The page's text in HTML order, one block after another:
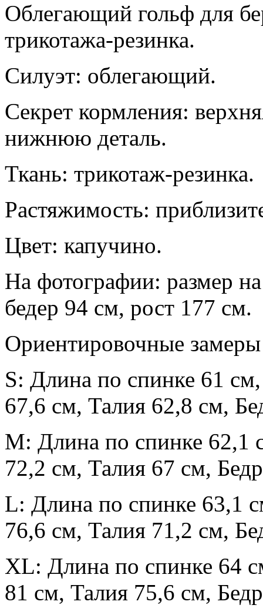
Облегающий гольф для
трикотажа-резинка.
Силуэт: облегающий.
Секрет кормления:
нижнюю деталь.
Ткань: трикотаж-резинка.
Растяжимость:
Цвет: капучино.
На фотографии: размер
бедер 94 см, рост 177 см.
Ориентировочные замеры
S: Длина по спинке 61
67,6 см, Талия 62,8 см,
M: Длина по спинке 62,1
72,2 см, Талия 67 см,
L: Длина по спинке 63,1
76,6 см, Талия 71,2 см,
XL: Длина по спинке 64
81 см, Талия 75,6 см,